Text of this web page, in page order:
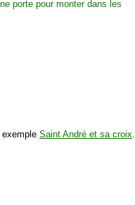
exempleSaint André et sa croix.